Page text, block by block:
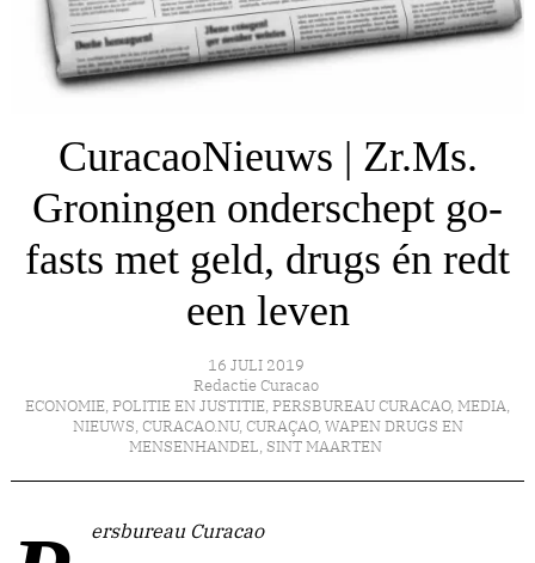
CuracaoNieuws | Zr.Ms.
Groningen onderschept go-
fasts met geld, drugs én redt
een leven
16 JULI 2019
Redactie Curacao
ECONOMIE, POLITIE EN JUSTITIE, PERSBUREAU CURACAO, MEDIA,
NIEUWS, CURACAO.NU, CURAÇAO, WAPEN DRUGS EN
MENSENHANDEL, SINT MAARTEN
Persbureau Curacao